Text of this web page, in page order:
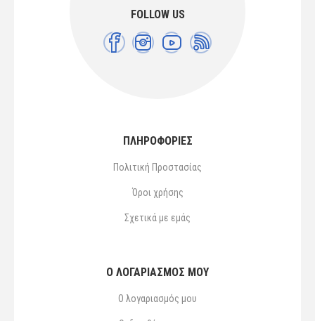
FOLLOW US
ΠΛΗΡΟΦΟΡΙΕΣ
Πολιτική Προστασίας
Όροι χρήσης
Σχετικά με εμάς
Ο ΛΟΓΑΡΙΑΣΜΌΣ ΜΟΥ
Ο λογαριασμός μου